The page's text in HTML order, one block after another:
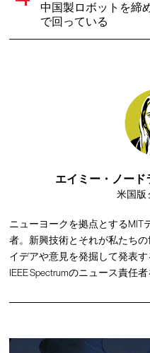
中国製ロボットを締
で回っている
エイミー・ノー
米国版
ニューヨークを拠点とするMIT
者。新興技術とそれが私たち
イデアや意見を発掘して発表
IEEE Spectrumのニュース責任